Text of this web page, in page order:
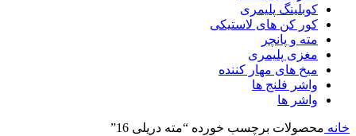
کوبلینگ پلیمری
کور کن های لاستیکی
مته و پانچر
مغزی پلیمری
میخ های مهار کننده
واشر فلنج ها
واشر ها
خانه محصولات برچسب خورده “مته دریلی 16”